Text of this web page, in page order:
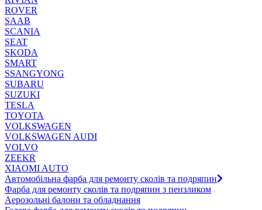
ROVER
SAAB
SCANIA
SEAT
SKODA
SMART
SSANGYONG
SUBARU
SUZUKI
TESLA
TOYOTA
VOLKSWAGEN
VOLKSWAGEN AUDI
VOLVO
ZEEKR
XIAOMI AUTO
Автомобільна фарба для ремонту сколів та подряпин
Фарба для ремонту сколів та подряпин з пензликом
Аерозольні балони та обладнання